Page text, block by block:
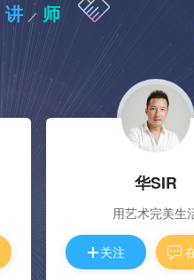
讲 ／ 师
华SIR
用艺术完美生
关注